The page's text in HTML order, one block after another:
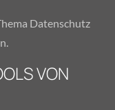
Datenschutz
VON